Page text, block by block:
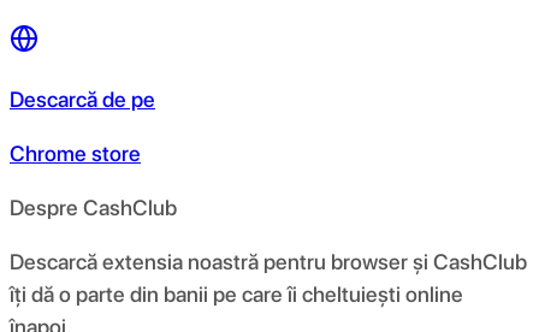
Descarcă de pe
Chrome store
Despre CashClub
Descarcă extensia noastră pentru browser și CashClub
îți dă o parte din banii pe care îi cheltuiești online
înapoi.